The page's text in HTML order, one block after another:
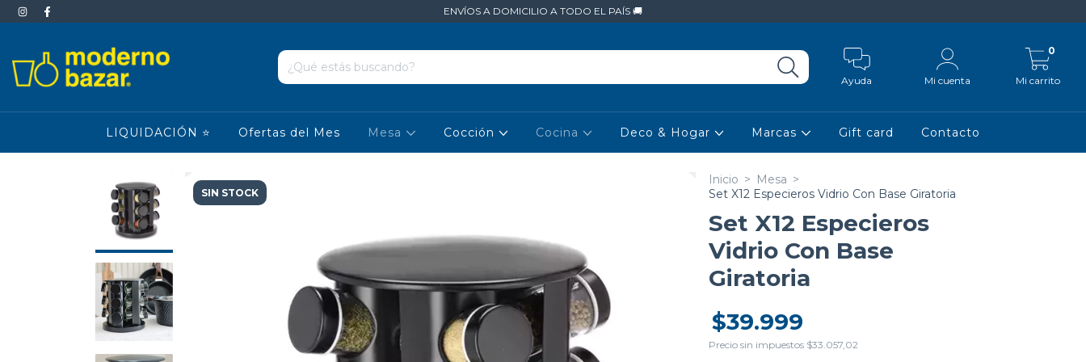
ENVÍOS A DOMICILIO A TODO EL PAÍS 🚚
Ayuda Mi cuenta Mi carrito
0
LIQUIDACIÓN ⭐ Ofertas del Mes Mesa Cocción Cocina Deco & Hogar Marcas Gift card Contacto
SIN STOCK
Inicio > Mesa >
Set X12 Especieros Vidrio Con Base Giratoria
Set X12 Especieros
Vidrio Con Base
Giratoria
$39.999
Precio sin impuestos $33.057,02